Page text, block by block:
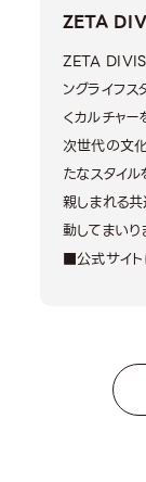
ZETA
ZETA
ングライフ
くカルチャ
次世代の文
たなスタイ
親しまれる
動してまいり
■公式サイ